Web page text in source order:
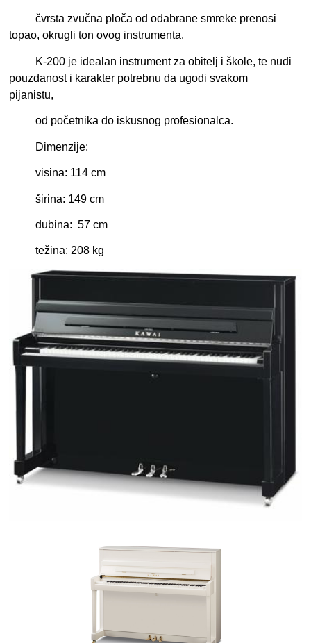
čvrsta zvučna ploča od odabrane smreke prenosi
topao, okrugli ton ovog instrumenta.
K-200 je idealan instrument za obitelj i škole, te nudi
pouzdanost i karakter potrebnu da ugodi svakom
pijanistu,
od početnika do iskusnog profesionalca.
Dimenzije:
visina: 114 cm
širina: 149 cm
dubina: 57 cm
težina: 208 kg